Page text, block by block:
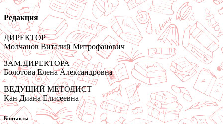
Редакция
ДИРЕКТОР
Молчанов Виталий Митрофанович
ЗАМ.ДИРЕКТОРА
Болотова Елена Александровна
ВЕДУЩИЙ МЕТОДИСТ
Кан Диана Елисеевна
Контакты